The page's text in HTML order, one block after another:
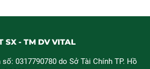
SX - TM DV VITAL
0317790780 do Sở Tài Chính TP. Hồ